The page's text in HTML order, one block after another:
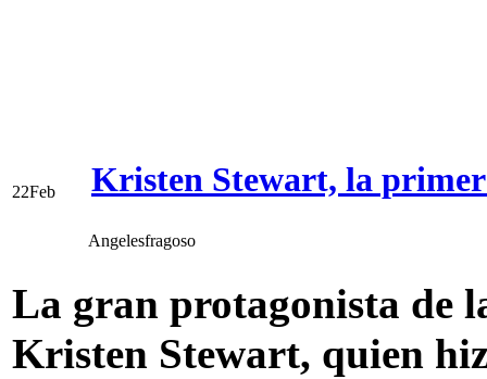
22Feb Kristen Stewart, la
Angelesfragoso
La gran protagonista de
Kristen Stewart, quien